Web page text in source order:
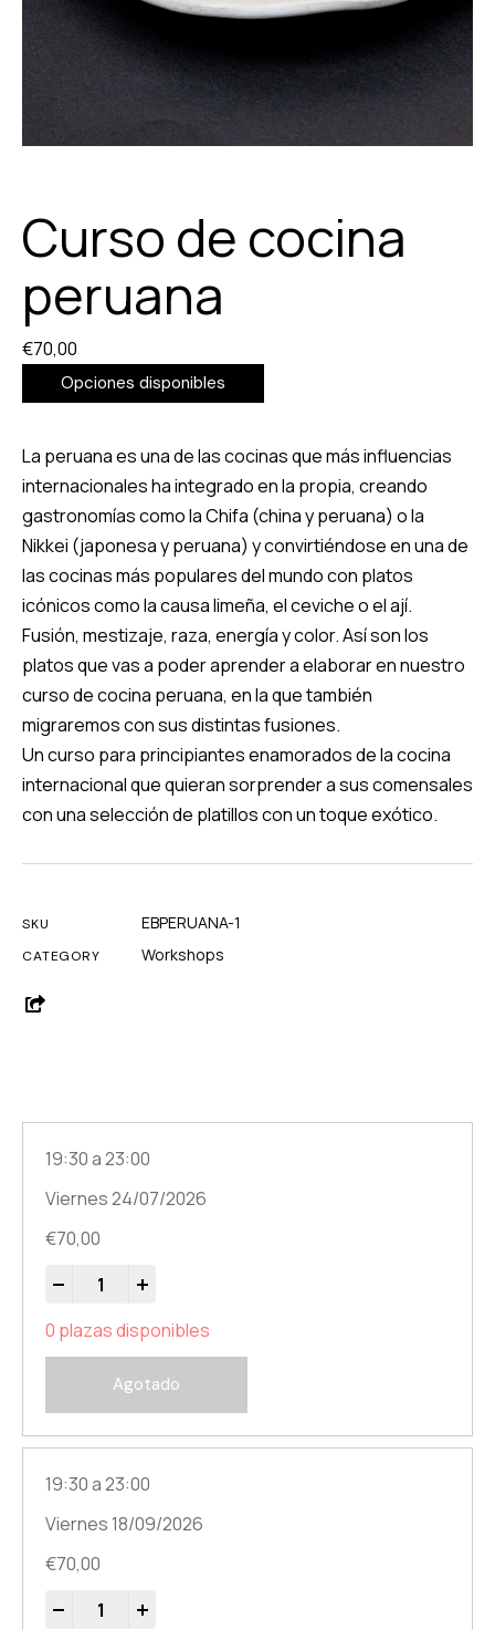
Curso de cocina
peruana
€70,00
Opciones disponibles
La peruana es una de las cocinas que más influencias
internacionales ha integrado en la propia, creando
gastronomías como la Chifa (china y peruana) o la
Nikkei (japonesa y peruana) y convirtiéndose en una de
las cocinas más populares del mundo con platos
icónicos como la causa limeña, el ceviche o el ají.
Fusión, mestizaje, raza, energía y color. Así son los
platos que vas a poder aprender a elaborar en nuestro
curso de cocina peruana, en la que también
migraremos con sus distintas fusiones.
Un curso para principiantes enamorados de la cocina
internacional que quieran sorprender a sus comensales
con una selección de platillos con un toque exótico.
SKU EBPERUANA-1
CATEGORY Workshops
19:30 a 23:00
Viernes 24/07/2026
€70,00
0 plazas disponibles
Agotado
19:30 a 23:00
Viernes 18/09/2026
€70,00